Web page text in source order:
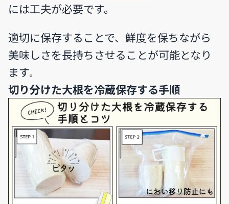
には工夫が必要です。
適切に保存することで、鮮度を保ちながら
美味しさを長持ちさせることが可能となり
ます。
切り分けた大根を冷蔵保存する手順